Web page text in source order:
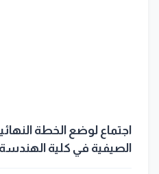
اجتماع لوضع الخطة
الصيفية في كلية الهندسة